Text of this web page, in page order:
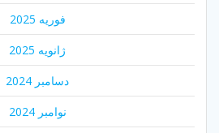
فوریه 2025
ژانویه 2025
دسامبر 2024
نوامبر 2024